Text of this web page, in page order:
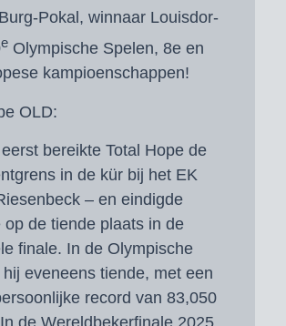
Pokal, winnaar Louisdor-
eOlympische Spelen, 8e en
kampioenschappen!
OLD:
bereikte Total Hope de
in de kür bij het EK
– en eindigde
op de tiende plaats in de
finale. In de Olympische
hij eveneens tiende, met een
record van 83,050